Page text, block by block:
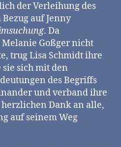
der Verleihung des
auf Jenny
. Da
Goßger nicht
trug Lisa Schmidt ihre
sie sich mit den
des Begriffs
und verband ihre
Dank an alle,
auf seinem Weg